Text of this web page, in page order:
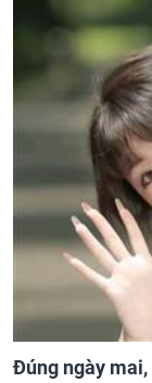
Đúng ngày